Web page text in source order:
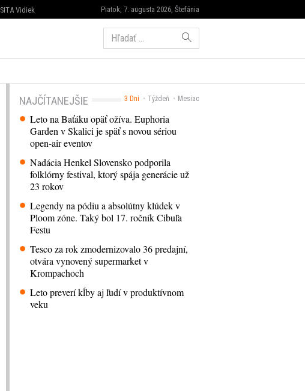
Piatok, 7. augusta 2026, Štefánia
SITA Vidiek
Hľadať:
3 Dni Týždeň Mesiac
NAJČÍTANEJŠIE
Leto na Baťáku opäť ožíva. Euphoria
Garden v Skalici je späť s novou sériou
open-air eventov
Nadácia Henkel Slovensko podporila
folklórny festival, ktorý spája generácie už
23 rokov
Legendy na pódiu a absolútny klúdek v
Ploom zóne. Taký bol 17. ročník Cibuľa
Festu
Tesco za rok zmodernizovalo 36 predajní,
otvára vynovený supermarket v
Krompachoch
Leto preverí kĺby aj ľudí v produktívnom
veku